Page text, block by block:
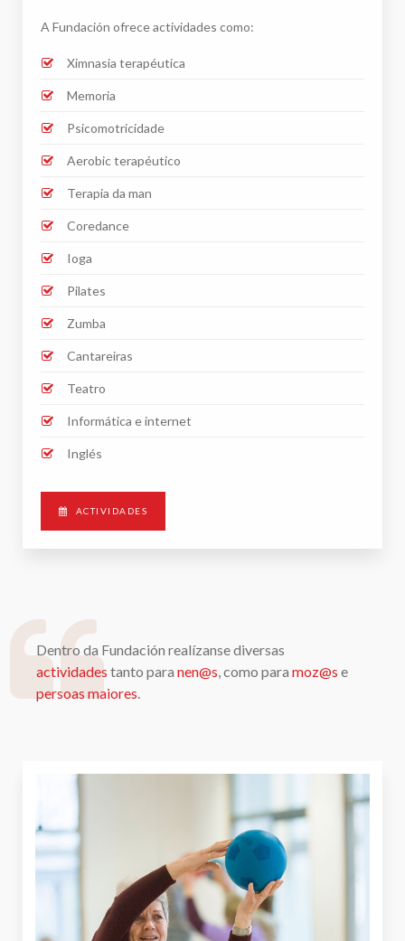
A Fundación ofrece actividades como:
Ximnasia terapéutica
Memoria
Psicomotricidade
Aerobic terapéutico
Terapia da man
Coredance
Ioga
Pilates
Zumba
Cantareiras
Teatro
Informática e internet
Inglés
ACTIVIDADES
Dentro da Fundación realízanse diversas
actividades tanto para nen@s , como para moz@s e
persoas maiores